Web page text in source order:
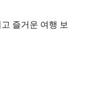
즐거운 여행 보